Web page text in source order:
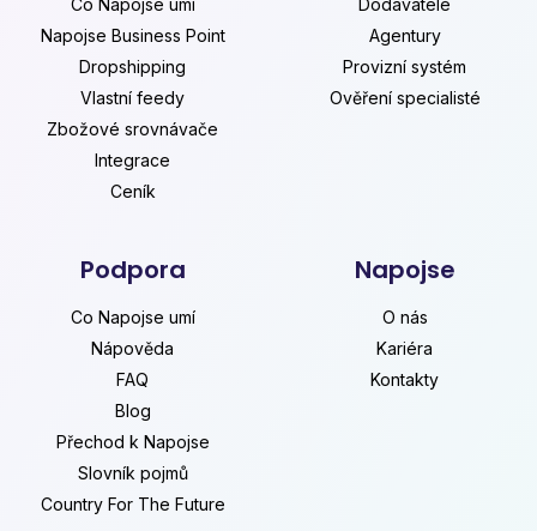
Co Napojse umí
Napojse Business Point
Dropshipping
Vlastní feedy
Zbožové srovnávače
Integrace
Ceník
Dodavatelé
Agentury
Provizní systém
Ověření specialisté
Podpora
Co Napojse umí
Nápověda
FAQ
Blog
Přechod k Napojse
Slovník pojmů
Country For The Future
Napojse
O nás
Kariéra
Kontakty